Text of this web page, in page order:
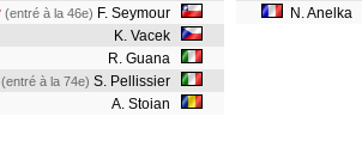
(entré à la 46e) F. Seymour
K. Vacek
R. Guana
(entré à la 74e) S. Pellissier
A. Stoian
N. Anelka